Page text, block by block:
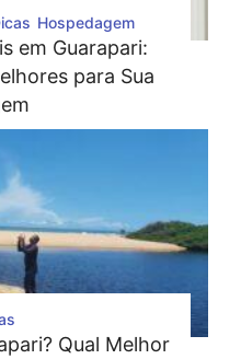
Hospedagem
em Guarapari:
para Sua
Qual Melhor